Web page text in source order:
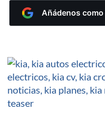
Añádenos